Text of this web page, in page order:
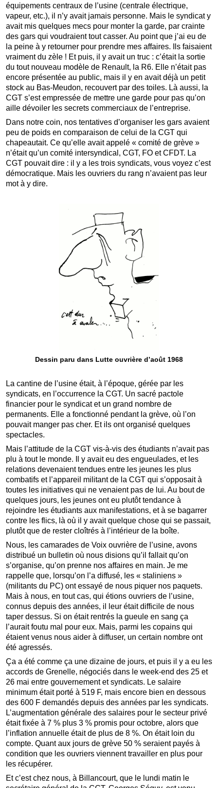
équipements centraux de l’usine (centrale électrique,
vapeur, etc.), il n’y avait jamais personne. Mais le syndicat y
avait mis quelques mecs pour monter la garde, par crainte
des gars qui voudraient tout casser. Au point que j’ai eu de
la peine à y retourner pour prendre mes affaires. Ils faisaient
vraiment du zèle ! Et puis, il y avait un truc : c’était la sortie
du tout nouveau modèle de Renault, la R6. Elle n’était pas
encore présentée au public, mais il y en avait déjà un petit
stock au Bas-Meudon, recouvert par des toiles. Là aussi, la
CGT s’est empressée de mettre une garde pour pas qu’on
aille dévoiler les secrets commerciaux de l’entreprise.
Dans notre coin, nos tentatives d’organiser les gars avaient
peu de poids en comparaison de celui de la CGT qui
chapeautait. Ce qu’elle avait appelé « comité de grève »
n’était qu’un comité intersyndical, CGT, FO et CFDT. La
CGT pouvait dire : il y a les trois syndicats, vous voyez c’est
démocratique. Mais les ouvriers du rang n’avaient pas leur
mot à y dire.
Dessin paru dans Lutte ouvrière d’août 1968
La cantine de l’usine était, à l’époque, gérée par les
syndicats, en l’occurrence la CGT. Un sacré pactole
financier pour le syndicat et un grand nombre de
permanents. Elle a fonctionné pendant la grève, où l’on
pouvait manger pas cher. Et ils ont organisé quelques
spectacles.
Mais l’attitude de la CGT vis-à-vis des étudiants n’avait pas
plu à tout le monde. Il y avait eu des engueulades, et les
relations devenaient tendues entre les jeunes les plus
combatifs et l’appareil militant de la CGT qui s’opposait à
toutes les initiatives qui ne venaient pas de lui. Au bout de
quelques jours, les jeunes ont eu plutôt tendance à
rejoindre les étudiants aux manifestations, et à se bagarrer
contre les flics, là où il y avait quelque chose qui se passait,
plutôt que de rester cloîtrés à l’intérieur de la boîte.
Nous, les camarades de Voix ouvrière de l’usine, avons
distribué un bulletin où nous disions qu’il fallait qu’on
s’organise, qu’on prenne nos affaires en main. Je me
rappelle que, lorsqu’on l’a diffusé, les « staliniens »
(militants du PC) ont essayé de nous piquer nos paquets.
Mais à nous, en tout cas, qui étions ouvriers de l’usine,
connus depuis des années, il leur était difficile de nous
taper dessus. Si on était rentrés la gueule en sang ça
l’aurait foutu mal pour eux. Mais, parmi les copains qui
étaient venus nous aider à diffuser, un certain nombre ont
été agressés.
Ça a été comme ça une dizaine de jours, et puis il y a eu les
accords de Grenelle, négociés dans le week-end des 25 et
26 mai entre gouvernement et syndicats. Le salaire
minimum était porté à 519 F, mais encore bien en dessous
des 600 F demandés depuis des années par les syndicats.
L’augmentation générale des salaires pour le secteur privé
était fixée à 7 % plus 3 % promis pour octobre, alors que
l’inflation annuelle était de plus de 8 %. On était loin du
compte. Quant aux jours de grève 50 % seraient payés à
condition que les ouvriers viennent travailler en plus pour
les récupérer.
Et c’est chez nous, à Billancourt, que le lundi matin le